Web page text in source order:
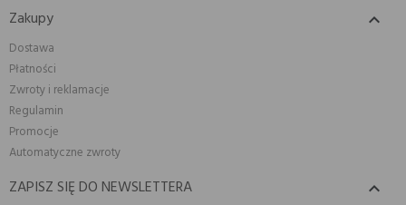
Zakupy 
Dostawa
Płatności
Zwroty i reklamacje
Regulamin
Promocje
Automatyczne zwroty
ZAPISZ SIĘ DO NEWSLETTERA 